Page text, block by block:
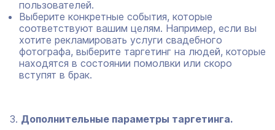
пользователей.
Выберите конкретные события, которые
соответствуют вашим целям. Например, если вы
хотите рекламировать услуги свадебного
фотографа, выберите таргетинг на людей, которые
находятся в состоянии помолвки или скоро
вступят в брак.
Дополнительные параметры таргетинга.